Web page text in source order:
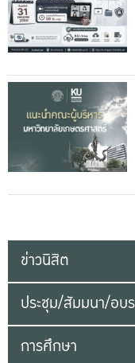
ข่าวนิสิต
ประชุม/สัมมนา/อบ
การศึกษา